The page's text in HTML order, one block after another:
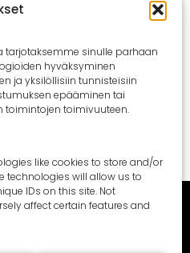
tarjotaksemme sinulle parhaan
hyväksyminen
ja yksilöllisiin tunnisteisiin
epääminen tai
toimintojen toimivuuteen.
like cookies to store and/or
technologies will allow us to
IDs on this site. Not
affect certain features and